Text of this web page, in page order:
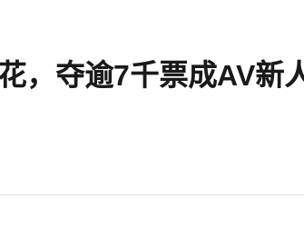
，夺逾7千票成AV新